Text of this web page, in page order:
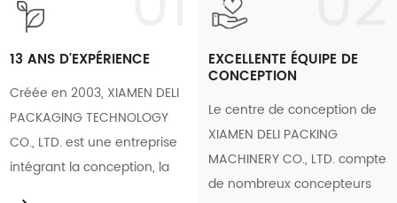
13 ANS D'EXPÉRIENCE
Créée en 2003, XIAMEN DELI
PACKAGING TECHNOLOGY
CO., LTD. est une entreprise
intégrant la conception, la
EXCELLENTE ÉQUIPE DE
CONCEPTION
Le centre de conception de
XIAMEN DELI PACKING
MACHINERY CO., LTD. compte
de nombreux concepteurs